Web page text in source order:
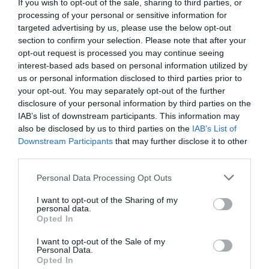
If you wish to opt-out of the sale, sharing to third parties, or
processing of your personal or sensitive information for
targeted advertising by us, please use the below opt-out
section to confirm your selection. Please note that after your
opt-out request is processed you may continue seeing
interest-based ads based on personal information utilized by
us or personal information disclosed to third parties prior to
your opt-out. You may separately opt-out of the further
disclosure of your personal information by third parties on the
IAB’s list of downstream participants. This information may
also be disclosed by us to third parties on the IAB’s List of
Downstream Participants that may further disclose it to other
Personal Data Processing Opt Outs
I want to opt-out of the Sharing of my
personal data.
Opted In
I want to opt-out of the Sale of my
Personal Data.
Opted In
Σκορπιός
Ξεκινά ένα ταξίδι στον εσωτερικό σας κόσμο και
αντί να βυθιστείτε σε έναν φαύλο κύκλο
σκέψεων, η εποχή του Καρκίνου που ξεκινά 21
Ιουνίου σάς βοηθά να επικεντρωθείτε σε ό,τι
είναι σημαντικό. Αυτή είναι η στιγμή να
ξεκινήσετε ένα ταξίδι στον εσωτερικό σας
κόσμο, να είστε ειλικρινής με τον εαυτό σας
στα συναισθήματά σας – εκείνα που κρατάτε
κρυφά και αφήστε τα να γίνουν ο χάρτης που
θα σας οδηγήσει να μην φοβάστε να σκέφτεστε
ακόμα και άτομα του παρελθόντος. Μην
φοβάστε να τιμήσετε όσα νιώθετε.